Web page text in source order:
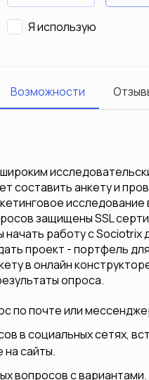
Я использую
Возможности
составить анкету и
защищены SSL
работу с Sociotrix
проект - портфель
в онлайн
опроса.
по почте или
в социальных сетях,
на сайты.
вопросов с вариантами.